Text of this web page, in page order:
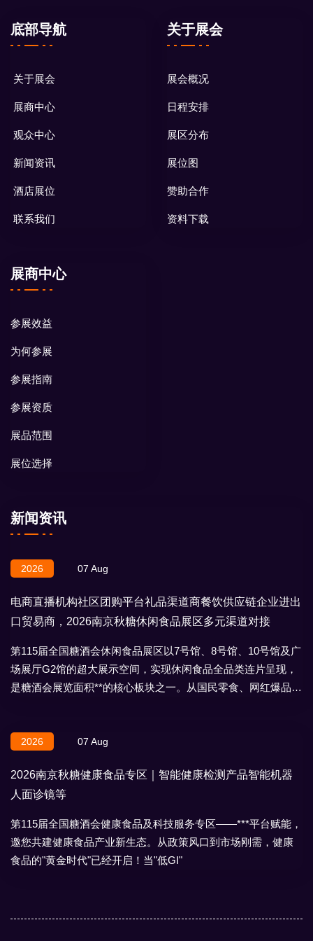
底部导航
关于展会
展商中心
观众中心
新闻资讯
酒店展位
联系我们
关于展会
展会概况
日程安排
展区分布
展位图
赞助合作
资料下载
展商中心
参展效益
为何参展
参展指南
参展资质
展品范围
展位选择
新闻资讯
2026 07 Aug
电商直播机构社区团购平台礼品渠道商餐饮供应链企业进出
口贸易商，2026南京秋糖休闲食品展区多元渠道对接
第115届全国糖酒会休闲食品展区以7号馆、8号馆、10号馆及广
场展厅G2馆的超大展示空间，实现休闲食品全品类连片呈现，
是糖酒会展览面积**的核心板块之一。从国民零食、网红爆品到
2026 07 Aug
2026南京秋糖健康食品专区｜智能健康检测产品智能机器
人面诊镜等
第115届全国糖酒会健康食品及科技服务专区——***平台赋能，
邀您共建健康食品产业新生态。从政策风口到市场刚需，健康
食品的"黄金时代"已经开启！当"低GI"